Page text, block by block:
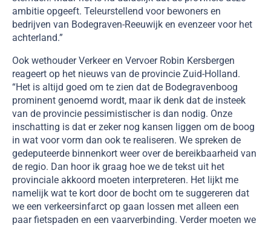
ambitie opgeeft. Teleurstellend voor bewoners en
bedrijven van Bodegraven-Reeuwijk en evenzeer voor het
achterland.”
Ook wethouder Verkeer en Vervoer Robin Kersbergen
reageert op het nieuws van de provincie Zuid-Holland.
“Het is altijd goed om te zien dat de Bodegravenboog
prominent genoemd wordt, maar ik denk dat de insteek
van de provincie pessimistischer is dan nodig. Onze
inschatting is dat er zeker nog kansen liggen om de boog
in wat voor vorm dan ook te realiseren. We spreken de
gedeputeerde binnenkort weer over de bereikbaarheid van
de regio. Dan hoor ik graag hoe we de tekst uit het
provinciale akkoord moeten interpreteren. Het lijkt me
namelijk wat te kort door de bocht om te suggereren dat
we een verkeersinfarct op gaan lossen met alleen een
paar fietspaden en een vaarverbinding. Verder moeten we